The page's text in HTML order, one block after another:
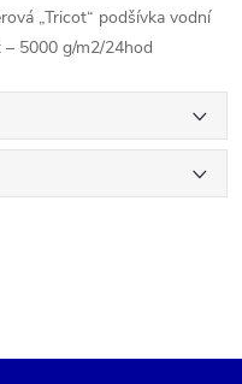
„Tricot“ podšívka vodní
5000 g/m2/24hod